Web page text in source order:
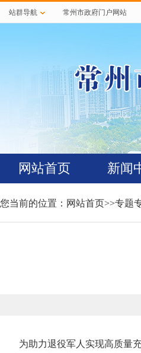
站群导航 常州市政府门户网站
网站首页 新闻
您当前的位置： 网站首页>>专题
为助力退役军人实现高质量